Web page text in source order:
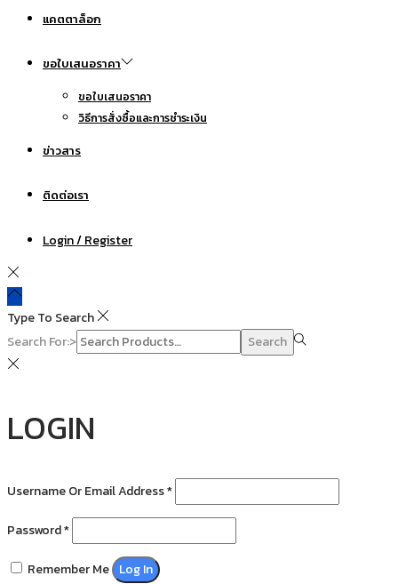
แคตตาล็อก
ขอใบเสนอราคา
ขอใบเสนอราคา
วิธีการสั่งซื้อและการชำระเงิน
ข่าวสาร
ติดต่อเรา
Login / Register
Type To Search
Search For:>
Search
LOGIN
Username Or Email Address*
Password*
Remember Me Log In